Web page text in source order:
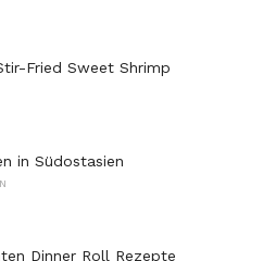
Fried Sweet Shrimp
in Südostasien
Dinner Roll Rezepte